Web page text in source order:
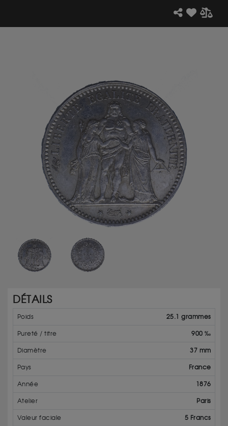
DÉTAILS
Poids 25.1 grammes
Pureté / titre 900 ‰
Diamètre 37 mm
Pays France
Année 1876
Atelier Paris
Valeur faciale 5 Francs